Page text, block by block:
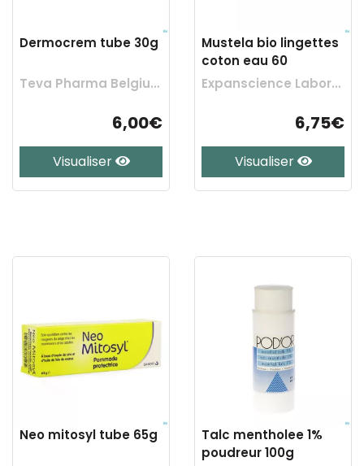
Dermocrem tube 30g
Teva Pharma Belgium
6,00€
Visualiser
Mustela bio lingettes
coton eau 60
Expanscience Laboratoires
6,75€
Visualiser
Neo mitosyl tube 65g
Talc mentholee 1%
poudreur 100g